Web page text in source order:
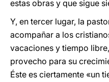
estas obras y que sigue
Y, en tercer lugar, la
acompañar a los
vacaciones y tiempo
provecho para su
Éste es ciertamente «un